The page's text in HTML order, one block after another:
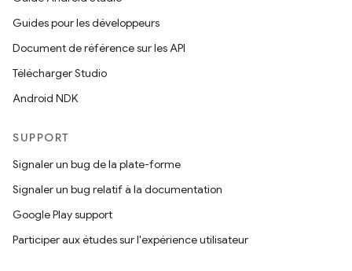
Guides pour les développeurs
Document de référence sur les API
Télécharger Studio
Android NDK
SUPPORT
Signaler un bug de la plate-forme
Signaler un bug relatif à la documentation
Google Play support
Participer aux études sur l'expérience utilisateur